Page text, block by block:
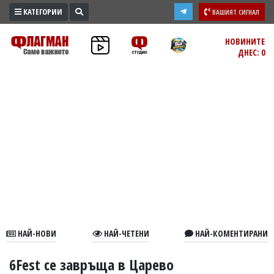
ПРОМО
ЗОНА
В
КАТЕГОРИИ ВАШИЯТ СИГНАЛ
НОВИНИТЕ
ДНЕС: 0
НАЙ-НОВИ НАЙ-ЧЕТЕНИ НАЙ-КОМЕНТИРАНИ
6Fest се завръща в Царево